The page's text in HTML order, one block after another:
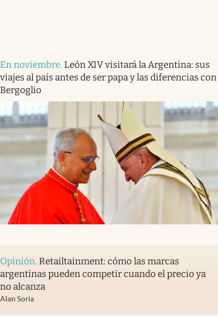
En noviembre. León XIV visitará la Argentina: sus
viajes al país antes de ser papa y las diferencias con
Bergoglio
Opinión. Retailtainment: cómo las marcas
argentinas pueden competir cuando el precio ya
no alcanza
Alan Soria